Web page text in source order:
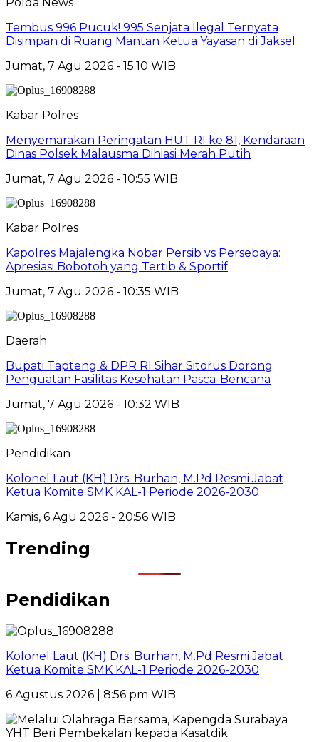
Polda News
Tembus 996 Pucuk! 995 Senjata Ilegal Ternyata
Disimpan di Ruang Mantan Ketua Yayasan di Jaksel
Jumat, 7 Agu 2026 - 15:10 WIB
Kabar Polres
Menyemarakan Peringatan HUT RI ke 81, Kendaraan
Dinas Polsek Malausma Dihiasi Merah Putih
Jumat, 7 Agu 2026 - 10:55 WIB
Kabar Polres
Kapolres Majalengka Nobar Persib vs Persebaya:
Apresiasi Bobotoh yang Tertib & Sportif
Jumat, 7 Agu 2026 - 10:35 WIB
Daerah
Bupati Tapteng & DPR RI Sihar Sitorus Dorong
Penguatan Fasilitas Kesehatan Pasca-Bencana
Jumat, 7 Agu 2026 - 10:32 WIB
Pendidikan
Kolonel Laut (KH) Drs. Burhan, M.Pd Resmi Jabat
Ketua Komite SMK KAL-1 Periode 2026-2030
Kamis, 6 Agu 2026 - 20:56 WIB
Trending
Pendidikan
Kolonel Laut (KH) Drs. Burhan, M.Pd Resmi Jabat
Ketua Komite SMK KAL-1 Periode 2026-2030
6 Agustus 2026 | 8:56 pm WIB